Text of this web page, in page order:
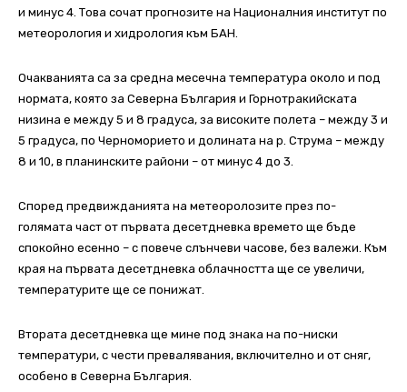
и минус 4. Това сочат прогнозите на Националния институт по
метеорология и хидрология към БАН.
Очакванията са за средна месечна температура около и под
нормата, която за Северна България и Горнотракийската
низина е между 5 и 8 градуса, за високите полета – между 3 и
5 градуса, по Черноморието и долината на р. Струма – между
8 и 10, в планинските райони – от минус 4 до 3.
Според предвижданията на метеоролозите през по-
голямата част от първата десетдневка времето ще бъде
спокойно есенно – с повече слънчеви часове, без валежи. Към
края на първата десетдневка облачността ще се увеличи,
температурите ще се понижат.
Втората десетдневка ще мине под знака на по-ниски
температури, с чести превалявания, включително и от сняг,
особено в Северна България.